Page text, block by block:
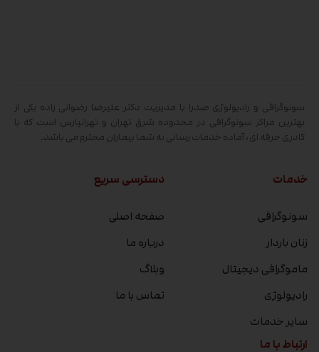
سونوگرافی و رادیولوژی صدرا با مدیریت دکتر علیرضا رضوانی زاده یکی از
بهترین مراکز سونوگرافی در محدوده شرق تهران و تهرانپارس است که با
کادری حرفه ای، آماده خدمات رسانی به شما بیماران محترم می باشد.
خدمات
سونوگرافی
زنان باردار
ماموگرافی دیجیتال
رادیولوژی
سایر خدمات
دسترسی سریع
صفحه اصلی
درباره ما
وبلاگ
تماس با ما
ارتباط با ما